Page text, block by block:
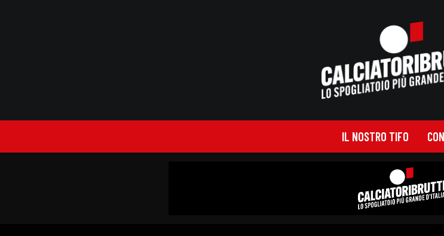
IL NOSTRO TIFO